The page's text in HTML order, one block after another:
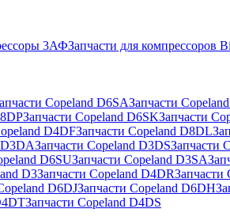
3АФЗапчасти для компрессоров
Copeland D6SAЗапчасти
Запчасти Copeland D6SKЗапчасти
D4DFЗапчасти Copeland D8DL
D3DAЗапчасти Copeland D3DSЗапчасти
D6SUЗапчасти Copeland D3SA
D3Запчасти Copeland D4DRЗапчасти
D6DJЗапчасти Copeland D6DH
Запчасти Copeland D4DS